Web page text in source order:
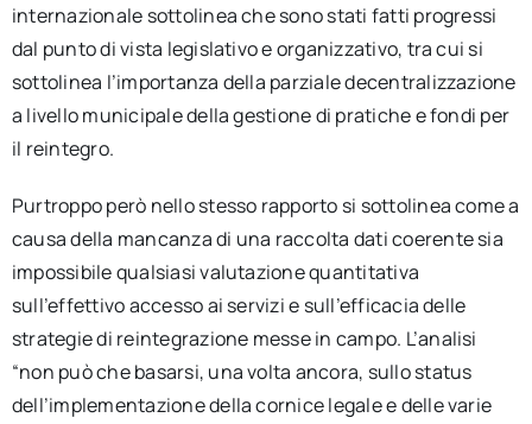
internazionale sottolinea che sono stati fatti progressi
dal punto di vista legislativo e organizzativo, tra cui si
sottolinea l’importanza della parziale decentralizzazione
a livello municipale della gestione di pratiche e fondi per
il reintegro.
Purtroppo però nello stesso rapporto si sottolinea come a
causa della mancanza di una raccolta dati coerente sia
impossibile qualsiasi valutazione quantitativa
sull’effettivo accesso ai servizi e sull’efficacia delle
strategie di reintegrazione messe in campo. L’analisi
“non può che basarsi, una volta ancora, sullo status
dell’implementazione della cornice legale e delle varie